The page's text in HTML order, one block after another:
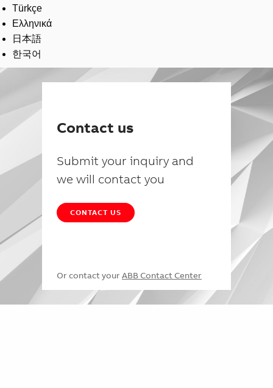
Türkçe
Ελληνικά
日本語
한국어
Contact us
Submit your inquiry and
we will contact you
CONTACT US
Or contact your ABB Contact Center